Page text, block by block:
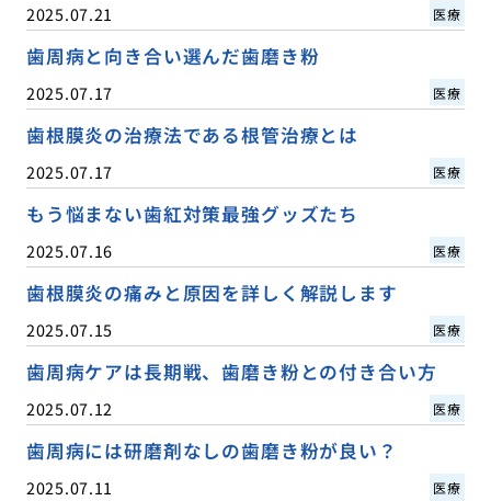
2025.07.21 医療
歯周病と向き合い選んだ歯磨き粉
2025.07.17 医療
歯根膜炎の治療法である根管治療とは
2025.07.17 医療
もう悩まない歯紅対策最強グッズたち
2025.07.16 医療
歯根膜炎の痛みと原因を詳しく解説します
2025.07.15 医療
歯周病ケアは長期戦、歯磨き粉との付き合い方
2025.07.12 医療
歯周病には研磨剤なしの歯磨き粉が良い？
2025.07.11 医療